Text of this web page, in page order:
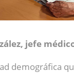
jefe
demográfica